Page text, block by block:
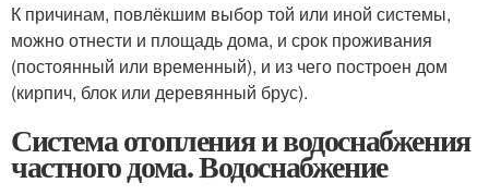
К причинам, повлёкшим выбор той или иной системы,
можно отнести и площадь дома, и срок проживания
(постоянный или временный), и из чего построен дом
(кирпич, блок или деревянный брус).
Система отопления и водоснабжения
частного дома. Водоснабжение